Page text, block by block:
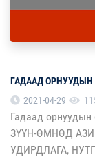
ГАДААД ОРНУУДЫН
2021-04-29
Гадаад орнуудын
ЗҮҮН-ӨМНӨД
УДИРДЛАГА,